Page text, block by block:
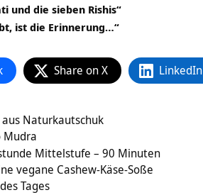
und die sieben Rishis“
ist die Erinnerung…“
Share on X LinkedIn
Naturkautschuk
Mudra
Mittelstufe – 90 Minuten
vegane Cashew-Käse-Soße
Tages